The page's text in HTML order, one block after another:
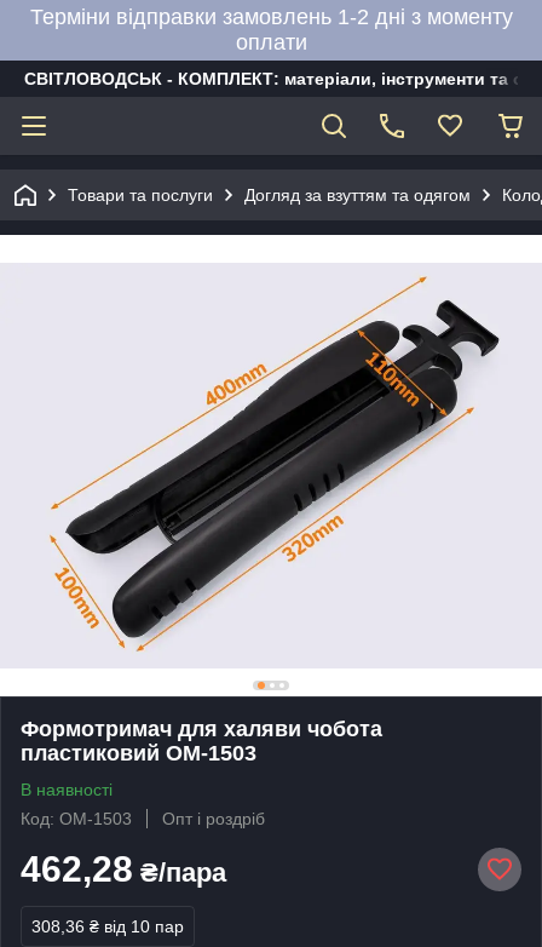
Терміни відправки замовлень 1-2 дні з моменту
оплати
СВІТЛОВОДСЬК - КОМПЛЕКТ: матеріали, інструменти та
Товари та послуги Догляд за взуттям та одягом
Формотримач для халяви чобота
пластиковий ОМ-1503
В наявності
Код: ОМ-1503
Опт і роздріб
462,28 ₴/пара
308,36 ₴ від 10 пар